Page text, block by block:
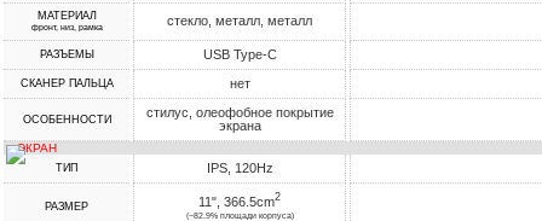
МАТЕРИАЛ
фронт, низ, рамка стекло, металл, металл
РАЗЪЕМЫ USB Type-C
СКАНЕР ПАЛЬЦА нет
ОСОБЕННОСТИ
стилус, олеофобное покрытие
экрана
ЭКРАН
ТИП IPS, 120Hz
РАЗМЕР 11", 366.5cm2
(~82.9% площади корпуса)